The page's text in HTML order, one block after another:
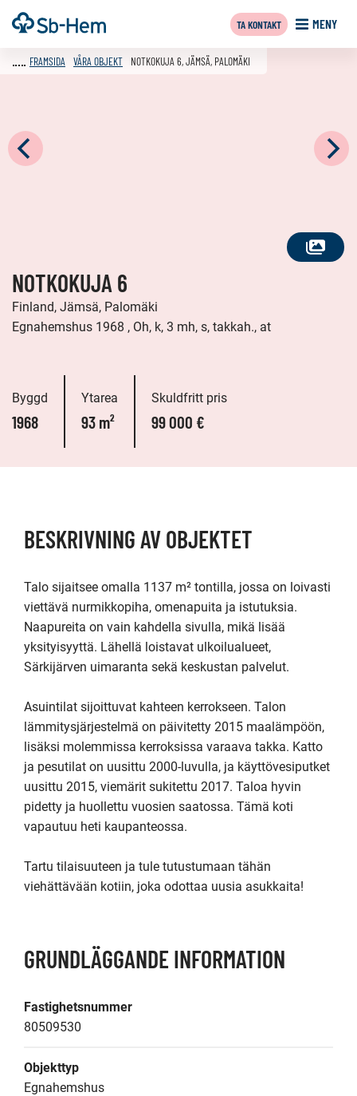
Till
innehållet
Framsida MENY
TA KONTAKT
SE
FRAMSIDA VÅRA OBJEKT NOTKOKUJA 6, JÄMSÄ, PALOMÄKI
NOTKOKUJA 6
Finland, Jämsä, Palomäki
Egnahemshus 1968 , Oh, k, 3 mh, s, takkah., at
Byggd
1968
Ytarea
93 m²
Skuldfritt pris
99 000 €
BESKRIVNING AV OBJEKTET
Talo sijaitsee omalla 1137 m² tontilla, jossa on loivasti
viettävä nurmikkopiha, omenapuita ja istutuksia.
Naapureita on vain kahdella sivulla, mikä lisää
yksityisyyttä. Lähellä loistavat ulkoilualueet,
Särkijärven uimaranta sekä keskustan palvelut.
Asuintilat sijoittuvat kahteen kerrokseen. Talon
lämmitysjärjestelmä on päivitetty 2015 maalämpöön,
lisäksi molemmissa kerroksissa varaava takka. Katto
ja pesutilat on uusittu 2000-luvulla, ja käyttövesiputket
uusittu 2015, viemärit sukitettu 2017. Taloa hyvin
pidetty ja huollettu vuosien saatossa. Tämä koti
vapautuu heti kaupanteossa.
Tartu tilaisuuteen ja tule tutustumaan tähän
viehättävään kotiin, joka odottaa uusia asukkaita!
GRUNDLÄGGANDE INFORMATION
Fastighetsnummer
80509530
Objekttyp
Egnahemshus